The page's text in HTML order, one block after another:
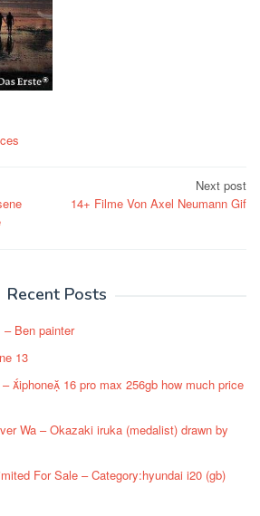
Next post
14+ Filme Von Axel Neumann Gif
Recent Posts
– Ben painter
13
iphone 16 pro max 256gb how much price
Wa – Okazaki iruka (medalist) drawn by
For Sale – Category:hyundai i20 (gb)